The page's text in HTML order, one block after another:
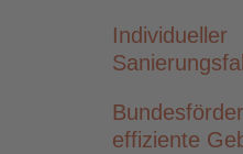
Individueller
effiziente